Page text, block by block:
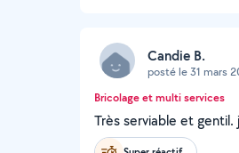
Candie B.
posté le 31 mars
Bricolage et multi services
Très serviable et